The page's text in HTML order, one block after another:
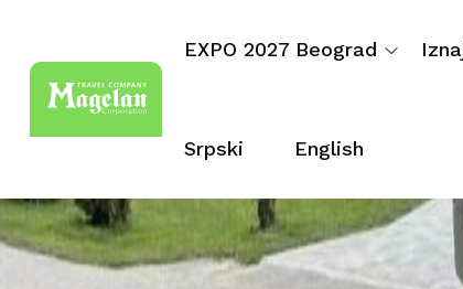
EXPO 2027 Beograd
Srpski English